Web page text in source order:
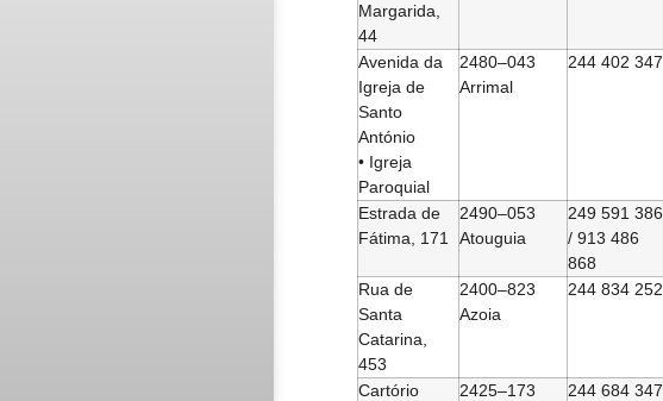
Margarida,
44
Avenida da
Igreja de
Santo
António
• Igreja
Paroquial
2480–043
Arrimal
244 402 347
Estrada de
Fátima, 171
2490–053
Atouguia
249 591 386
/ 913 486
868
Rua de
Santa
Catarina,
453
2400–823
Azoia
244 834 252
Cartório
2425–173
244 684 347